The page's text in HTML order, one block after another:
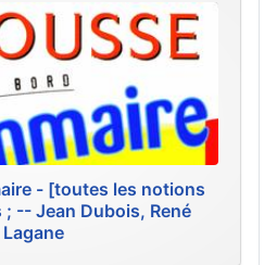
- [toutes les notions
-- Jean Dubois, René
Lagane